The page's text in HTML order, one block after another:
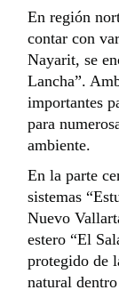
En región
contar con
Nayarit, se
Lancha”.
importantes
para
ambiente.
En la parte
sistemas
Nuevo
estero “El
protegido de
natural